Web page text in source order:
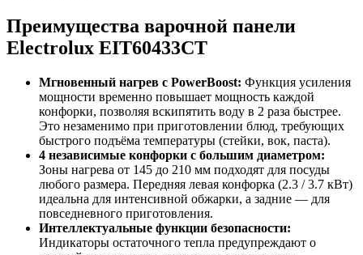
Преимущества варочной панели
Electrolux EIT60433CT
Мгновенный нагрев с PowerBoost: Функция усиления
мощности временно повышает мощность каждой
конфорки, позволяя вскипятить воду в 2 раза быстрее.
Это незаменимо при приготовлении блюд, требующих
быстрого подъёма температуры (стейки, вок, паста).
4 независимые конфорки с большим диаметром:
Зоны нагрева от 145 до 210 мм подходят для посуды
любого размера. Передняя левая конфорка (2.3 / 3.7 кВт)
идеальна для интенсивной обжарки, а задние — для
повседневного приготовления.
Интеллектуальные функции безопасности:
Индикаторы остаточного тепла предупреждают о